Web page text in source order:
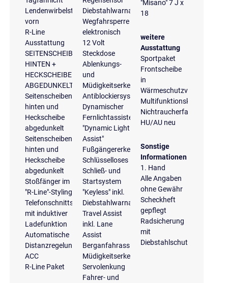
Lendenwirbelstützen
vorn
R-Line
Ausstattung
SEITENSCHEIBEN
HINTEN +
HECKSCHEIBE
ABGEDUNKELT
Seitenscheiben
hinten und
Heckscheibe
abgedunkelt
Seitenscheiben
hinten und
Heckscheibe
abgedunkelt
Stoßfänger im
"R-Line"-Styling
Telefonschnittstelle
mit induktiver
Ladefunktion
Automatische
Distanzregelung
ACC
R-Line Paket
Diebstahlwarnanlage
Wegfahrsperre
elektronisch
12 Volt
Steckdose
Ablenkungs-
und
Müdigkeitserkennung
Antiblockiersystem
Dynamischer
Fernlichtassistent
"Dynamic Light
Assist"
Fußgängererkennung
Schlüsselloses
Schließ- und
Startsystem
"Keyless" inkl.
Diebstahlwarnanlage
Travel Assist
inkl. Lane
Assist
Berganfahrassistent
Müdigkeitserkennung
Servolenkung
Fahrer- und
"Misano" 7 J x
18
weitere
Ausstattung
Sportpaket
Frontscheibe
in
Wärmeschutzverglasung
Multifunktionskamera
Nichtraucherfahrzeug
HU/AU neu
Sonstige
Informationen
1. Hand
Alle Angaben
ohne Gewähr
Scheckheft
gepflegt
Radsicherung
mit
Diebstahlschutz